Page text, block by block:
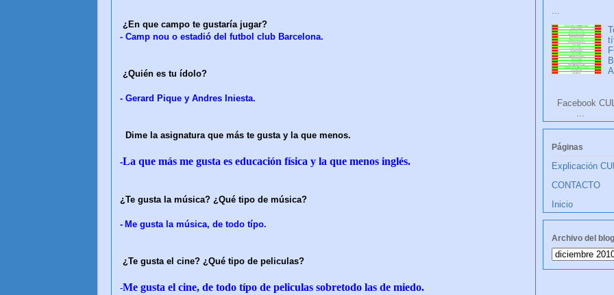
¿En que campo te gustaría jugar?
- Camp nou o estadió del futbol club Barcelona.
¿Quién es tu ídolo?
- Gerard Pique y Andres Iniesta.
Dime la asignatura que más te gusta y la que menos.
-La que más me gusta es educación física y la que menos inglés.
¿Te gusta la música? ¿Qué tipo de música?
- Me gusta la música, de todo típo.
¿Te gusta el cine? ¿Qué tipo de peliculas?
-Me gusta el cine, de todo típo de peliculas sobretodo las de miedo.
Facebook
...
Páginas
Explicación
CONTACTO
Inicio
Archivo del blog